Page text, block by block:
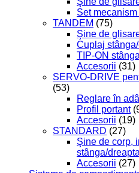
Set
TANDEM (75)
Şine de
Cuplaj
TIP-ON
Accesorii (31)
SERVO-DRIVE
(53)
Reglare în
Profil portant
Accesorii (19)
STANDARD (27)
Şine de corp,
stânga/dreapta
Accesorii (27)